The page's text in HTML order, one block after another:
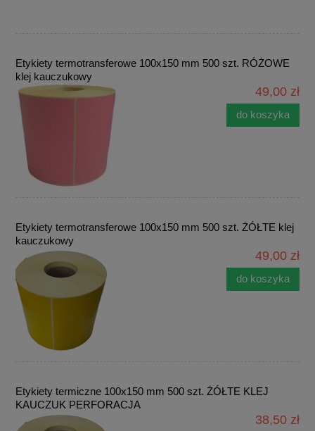
Etykiety termotransferowe 100x150 mm 500 szt. RÓŻOWE
klej kauczukowy
49,00 zł
do koszyka
Etykiety termotransferowe 100x150 mm 500 szt. ŻÓŁTE klej
kauczukowy
49,00 zł
do koszyka
Etykiety termiczne 100x150 mm 500 szt. ŻÓŁTE KLEJ
KAUCZUK PERFORACJA
38,50 zł